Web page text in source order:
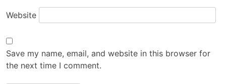
Website
Save my name, email, and website in this browser for
the next time I comment.